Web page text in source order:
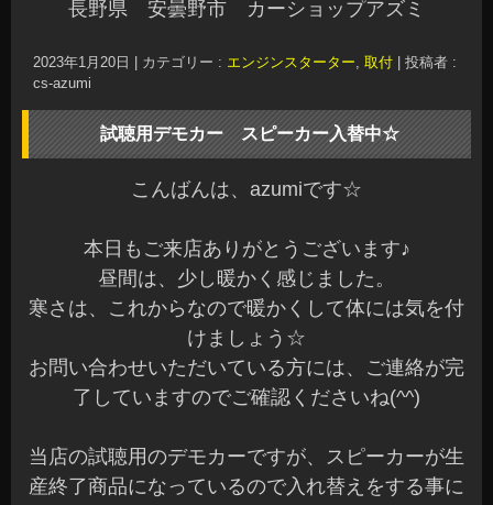
長野県 安曇野市 カーショップアズミ
2023年1月20日 カテゴリー : エンジンスターター, 取付
投稿者 :
cs-azumi
試聴用デモカー スピーカー入替中☆
こんばんは、azumiです☆
本日もご来店ありがとうございます♪
昼間は、少し暖かく感じました。
寒さは、これからなので暖かくして体には気を付
けましょう☆
お問い合わせいただいている方には、ご連絡が完
了していますのでご確認くださいね(^^)
当店の試聴用のデモカーですが、スピーカーが生
産終了商品になっているので入れ替えをする事に